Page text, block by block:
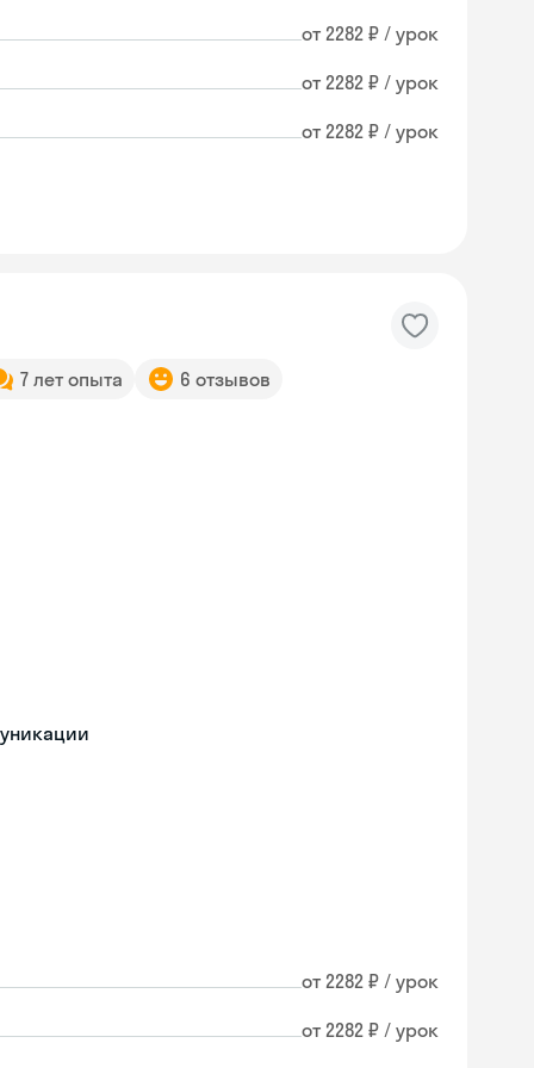
от 2282 ₽ / урок
от 2282 ₽ / урок
от 2282 ₽ / урок
7 лет опыта 6 отзывов
от 2282 ₽ / урок
от 2282 ₽ / урок
Skyeng Chat